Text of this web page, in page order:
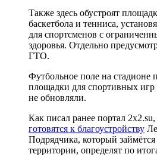
Также здесь обустроят
баскетбола и тенниса,
для спортсменов с
здоровья. Отдельно
ГТО.
Футбольное поле на стадионе
площадки для спортивных
не обновляли.
Как писал ранее портал
готовятся к благоустройству
Подрядчика, который
территории, определят по